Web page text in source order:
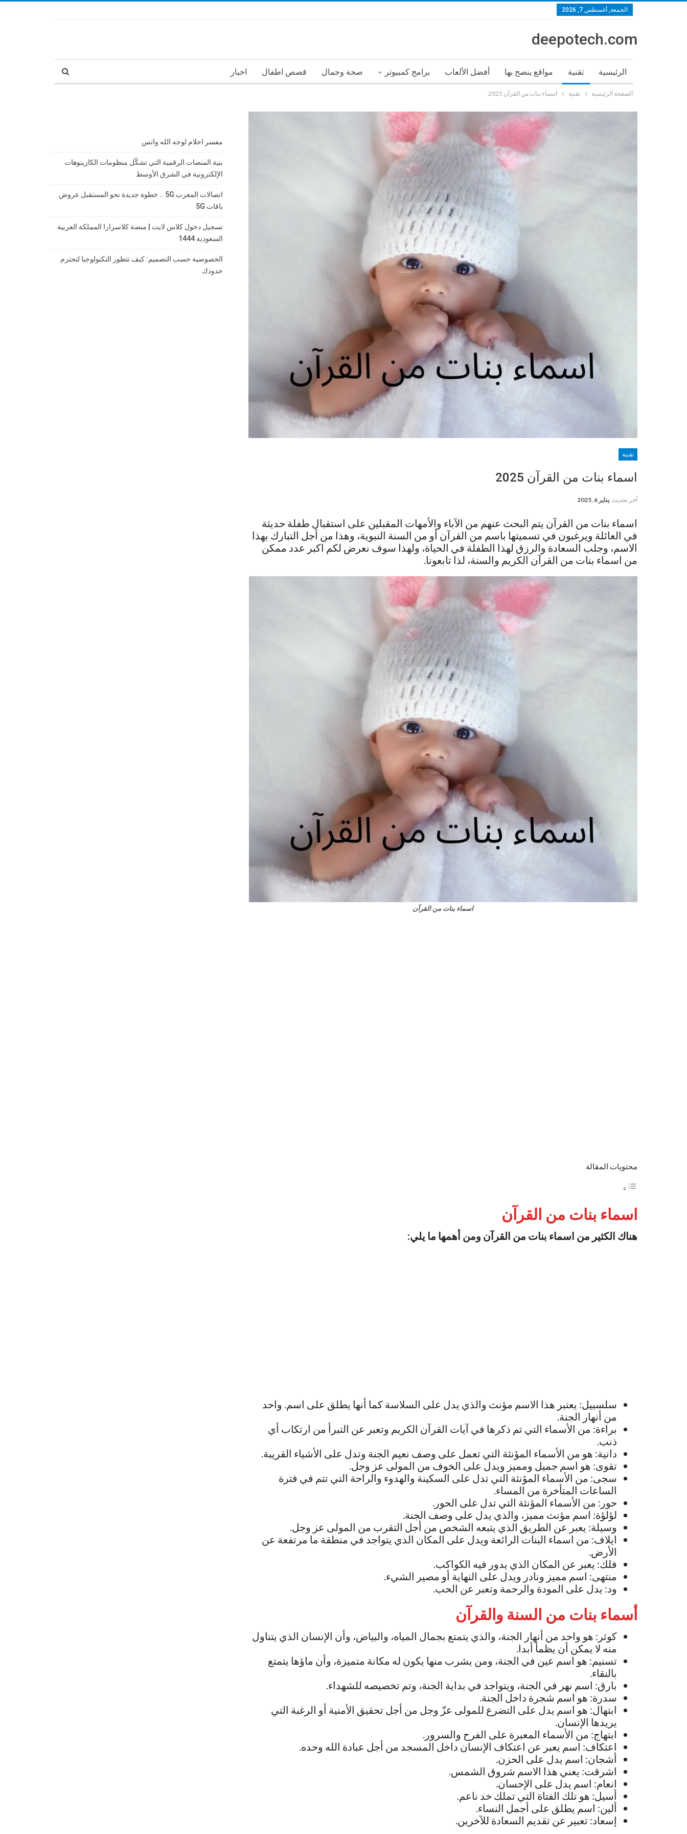
الجمعة, أغسطس 7, 2026
deepotech.com
الرئيسية تقنية مواقع ينصح بها أفضل الألعاب برامج كمبيوتر صحة وجمال قصص اطفال اخبار
الصفحة الرئيسية تقنية اسماء بنات من القرآن 2025
تقنية
اسماء بنات من القرآن 2025
آخر تحديث يناير 6, 2025
اسماء بنات من القرآن يتم البحث عنهم من الآباء والأمهات المقبلين على استقبال طفلة حديثة
في العائلة ويرغبون في تسميتها باسم من القرآن أو من السنة النبوية، وهذا من أجل التبارك بهذا
الاسم، وجلب السعادة والرزق لهذا الطفلة في الحياة، ولهذا سوف نعرض لكم اكبر عدد ممكن
من اسماء بنات من القرآن الكريم والسنة، لذا تابعونا.
اسماء بنات من القرآن
محتويات المقالة
اسماء بنات من القرآن
هناك الكثير من اسماء بنات من القرآن ومن أهمها ما يلي:
سلسبيل: يعتبر هذا الاسم مؤنث والذي يدل على السلاسة كما أنها يطلق على اسم. واحد
من أنهار الجنة.
براءة: من الأسماء التي تم ذكرها في آيات القرآن الكريم وتعبر عن التبرأ من ارتكاب أي
ذنب.
دانية: هو من الأسماء المؤنثة التي تعمل على وصف نعيم الجنة وتدل على الأشياء القريبة.
تقوى: هو اسم جميل ومميز ويدل على الخوف من المولى عز وجل.
سجى: من الأسماء المؤنثة التي تدل على السكينة والهدوء والراحة التي تتم في فترة
الساعات المتأخرة من المساء.
حور: من الأسماء المؤنثة التي تدل على الحور.
لؤلؤة: اسم مؤنث مميز، والذي يدل على وصف الجنة.
وسيلة: يعبر عن الطريق الذي يتبعه الشخص من أجل التقرب من المولى عز وجل.
ايلاف: من اسماء البنات الرائعة ويدل على المكان الذي يتواجد في منطقة ما مرتفعة عن
الأرض.
فلك: يعبر عن المكان الذي يدور فيه الكواكب.
منتهى: اسم مميز ونادر ويدل على النهاية أو مصير الشيء.
ود: يدل على المودة والرحمة وتعبر عن الحب.
أسماء بنات من السنة والقرآن
كوثر: هو واحد من أنهار الجنة، والذي يتمتع بجمال المياه، والبياض، وأن الإنسان الذي يتناول
منه لا يمكن أن يظمأ أبدا.
تسنيم: هو اسم عين في الجنة، ومن يشرب منها يكون له مكانة متميزة، وأن ماؤها يتمتع
بالنقاء.
بارق: اسم نهر في الجنة، ويتواجد في بداية الجنة، وتم تخصيصه للشهداء.
سدرة: هو اسم شجرة داخل الجنة.
ابتهال: هو اسم يدل على التضرع للمولى عزّ وجل من أجل تحقيق الأمنية أو الرغبة التي
يريدها الإنسان.
ابتهاج: من الأسماء المعبرة على الفرح والسرور.
اعتكاف: اسم يعبر عن اعتكاف الإنسان داخل المسجد من أجل عبادة الله وحده.
أشجان: اسم يدل على الحزن.
اشرقت: يعني هذا الاسم شروق الشمس.
انعام: اسم يدل على الإحسان.
أسيل: هو تلك الفتاة التي تملك خد ناعم.
ألين: اسم يطلق على أجمل النساء.
إسعاد: تعبير عن تقديم السعادة للآخرين.
مفسر احلام لوجه الله واتس
بنية المنصات الرقمية التي تشكّل منظومات الكازينوهات
الإلكترونية في الشرق الأوسط
اتصالات المغرب 5G .. خطوة جديدة نحو المستقبل عروض
باقات 5G
تسجيل دخول كلاس لايت | منصة كلاسرارا المملكة العربية
السعودية 1444
الخصوصية حسب التصميم: كيف تتطور التكنولوجيا لتحترم
حدودك